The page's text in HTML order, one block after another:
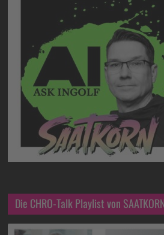
Die CHRO-Talk Playlist von